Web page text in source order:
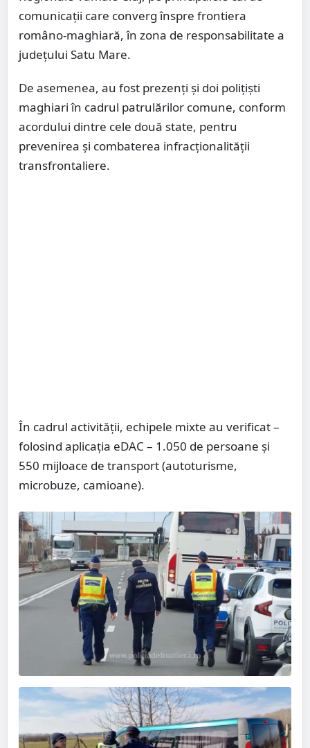
comunicații care converg înspre frontiera
româno-maghiară, în zona de responsabilitate a
județului Satu Mare.
De asemenea, au fost prezenți și doi polițiști
maghiari în cadrul patrulărilor comune, conform
acordului dintre cele două state, pentru
prevenirea și combaterea infracționalității
transfrontaliere.
În cadrul activității, echipele mixte au verificat –
folosind aplicația eDAC – 1.050 de persoane și
550 mijloace de transport (autoturisme,
microbuze, camioane).